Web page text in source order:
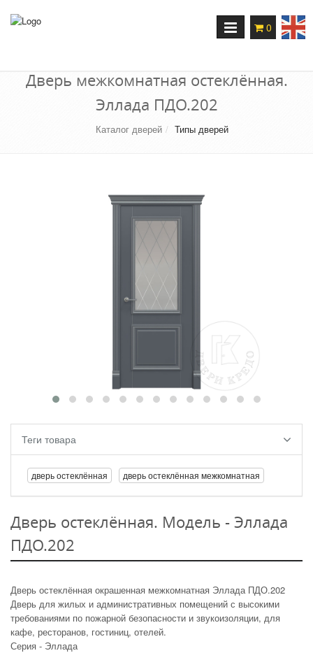
0
Переключение
навигации
Дверь межкомнатная остеклённая.
Эллада ПДО.202
Каталог дверей Типы дверей
Теги товара
дверь остеклённая дверь остеклённая межкомнатная
Дверь остеклённая. Модель - Эллада
ПДО.202
Дверь остеклённая окрашенная межкомнатная Эллада ПДО.202
Дверь для жилых и административных помещений с высокими
требованиями по пожарной безопасности и звукоизоляции, для
кафе, ресторанов, гостиниц, отелей.
Серия - Эллада